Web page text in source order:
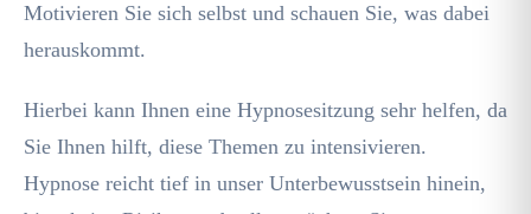
Motivieren Sie sich selbst und schauen Sie, was dabei
herauskommt.
Hierbei kann Ihnen eine Hypnosesitzung sehr helfen, da
Sie Ihnen hilft, diese Themen zu intensivieren.
Hypnose reicht tief in unser Unterbewusstsein hinein,